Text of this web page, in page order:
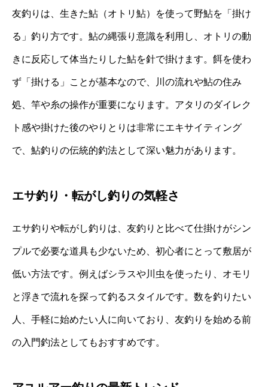
友釣りは、生きた鮎（オトリ鮎）を使って野鮎を「掛け
る」釣り方です。鮎の縄張り意識を利用し、オトリの動
きに反応して体当たりした鮎を針で掛けます。餌を使わ
ず「掛ける」ことが基本なので、川の流れや鮎の住み
処、竿や糸の操作が重要になります。アタリのダイレク
ト感や掛けた後のやりとりは非常にエキサイティング
で、鮎釣りの伝統的釣法として深い魅力があります。
エサ釣り・転がし釣りの気軽さ
エサ釣りや転がし釣りは、友釣りと比べて仕掛けがシン
プルで必要な道具も少ないため、初心者にとって敷居が
低い方法です。例えばシラスや川虫を使ったり、オモリ
と浮きで流れを探って釣るスタイルです。数を釣りたい
人、手軽に始めたい人に向いており、友釣りを始める前
の入門釣法としてもおすすめです。